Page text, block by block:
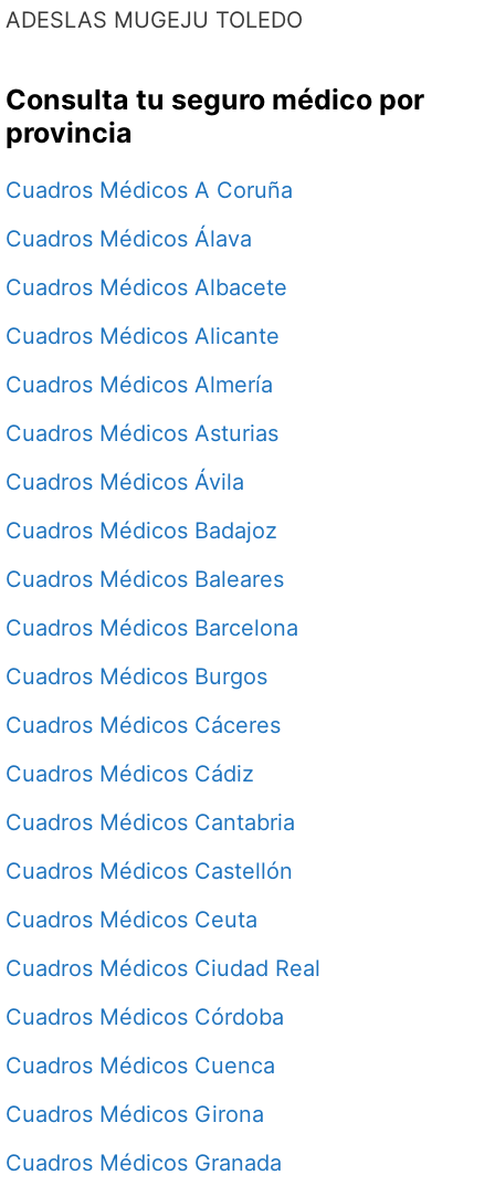
ADESLAS MUGEJU TOLEDO
Consulta tu seguro médico por
provincia
Cuadros Médicos A Coruña
Cuadros Médicos Álava
Cuadros Médicos Albacete
Cuadros Médicos Alicante
Cuadros Médicos Almería
Cuadros Médicos Asturias
Cuadros Médicos Ávila
Cuadros Médicos Badajoz
Cuadros Médicos Baleares
Cuadros Médicos Barcelona
Cuadros Médicos Burgos
Cuadros Médicos Cáceres
Cuadros Médicos Cádiz
Cuadros Médicos Cantabria
Cuadros Médicos Castellón
Cuadros Médicos Ceuta
Cuadros Médicos Ciudad Real
Cuadros Médicos Córdoba
Cuadros Médicos Cuenca
Cuadros Médicos Girona
Cuadros Médicos Granada